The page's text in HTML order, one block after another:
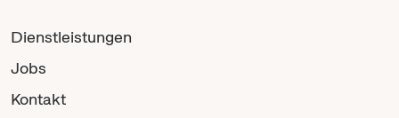
Dienstleistungen
Jobs
Kontakt